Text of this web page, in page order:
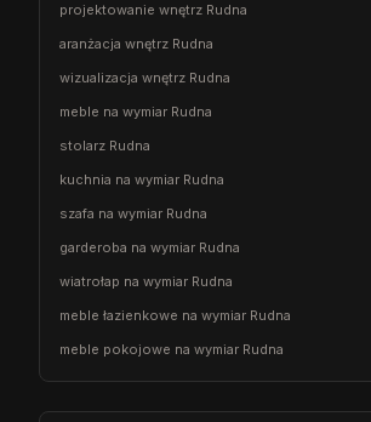
projektowanie wnętrz Rudna
aranżacja wnętrz Rudna
wizualizacja wnętrz Rudna
meble na wymiar Rudna
stolarz Rudna
kuchnia na wymiar Rudna
szafa na wymiar Rudna
garderoba na wymiar Rudna
wiatrołap na wymiar Rudna
meble łazienkowe na wymiar Rudna
meble pokojowe na wymiar Rudna